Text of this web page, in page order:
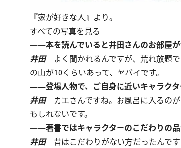
『家が好きな人』より。
すべての写真を見る
――本を読んでいると井田さんのお部屋が
井田よく聞かれるんですが、荒れ放題で
の山が10くらいあって、ヤバイです。
――登場人物で、ご自身に近いキャラクタ
井田カエさんですね。お風呂に入るのが
もしれないです。
――著書ではキャラクターのこだわりの品
井田昔はこだわりがない方だったんです